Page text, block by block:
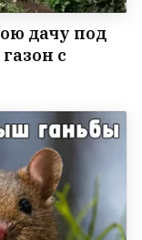
дачу под
с